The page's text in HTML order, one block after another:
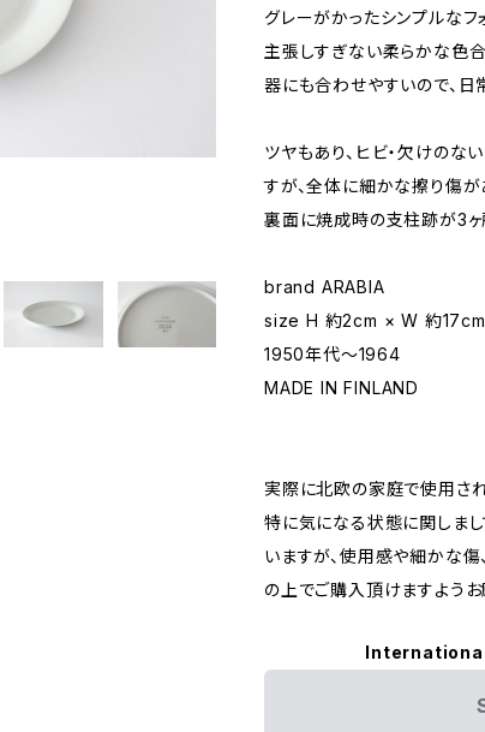
グレーがかったシンプルなフ
主張しすぎない柔らかな色
器にも合わせやすいので、日
ツヤもあり、ヒビ・欠けのな
すが、全体に細かな擦り傷が
裏面に焼成時の支柱跡が3ヶ
brand ARABIA
size H 約2cm × W 約
1950年代〜1964
MADE IN FINLAND
実際に北欧の家庭で使用さ
特に気になる状態に関しま
いますが、使用感や細かな
の上でご購入頂けますようお